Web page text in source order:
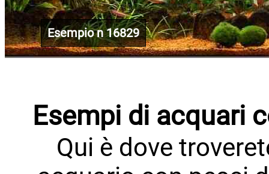
Esempio n 16829
Esempi di acquari
Qui è dove